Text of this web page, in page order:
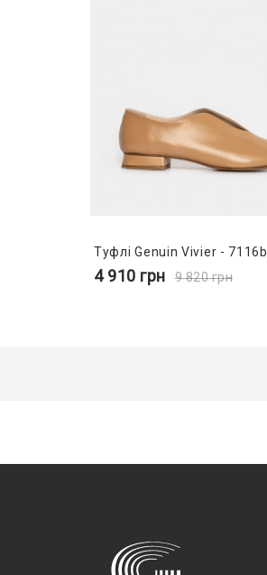
Туфлі Genuin Vivier - 7116b
4 910 грн 9 820грн